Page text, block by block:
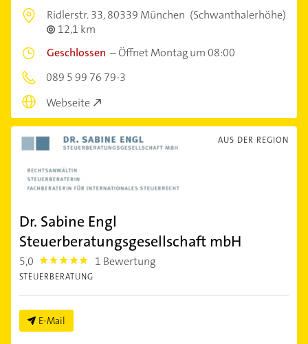
Ridlerstr. 33,80339 München (Schwanthalerhöhe)
12,1 km
Geschlossen –Öffnet Montag um 08:00
089 5 99 76 79-3
Webseite
AUS DER REGION
Dr. Sabine Engl
Steuerberatungsgesellschaft mbH
5,0 5.0 1 Bewertung
STEUERBERATUNG
E-Mail